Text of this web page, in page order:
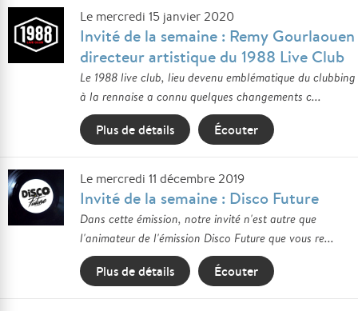
Le mercredi 15 janvier 2020
Invité de la semaine : Remy Gourlaouen
directeur artistique du 1988 Live Club
Le 1988 live club, lieu devenu emblématique du clubbing
à la rennaise a connu quelques changements c...
Plus de détails Écouter
Le mercredi 11 décembre 2019
Invité de la semaine : Disco Future
Dans cette émission, notre invité n'est autre que
l'animateur de l'émission Disco Future que vous re...
Plus de détails Écouter